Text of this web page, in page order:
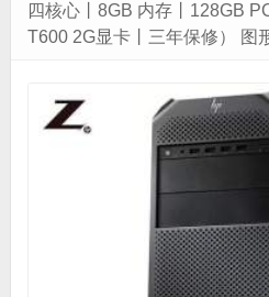
四核心丨8GB 内存丨128GB
T600 2G显卡丨三年保修） 图